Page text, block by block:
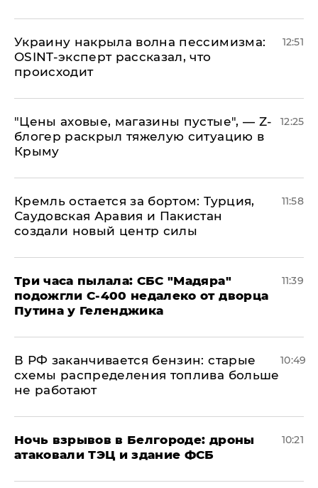
​Украину накрыла волна пессимизма:
OSINT-эксперт рассказал, что
происходит
12:51
​"Цены аховые, магазины пустые", — Z-
блогер раскрыл тяжелую ситуацию в
Крыму
12:25
​Кремль остается за бортом: Турция,
Саудовская Аравия и Пакистан
создали новый центр силы
11:58
Три часа пылала: СБС "Мадяра"
подожгли С-400 недалеко от дворца
Путина у Геленджика
11:39
​В РФ заканчивается бензин: старые
схемы распределения топлива больше
не работают
10:49
​Ночь взрывов в Белгороде: дроны
атаковали ТЭЦ и здание ФСБ
10:21